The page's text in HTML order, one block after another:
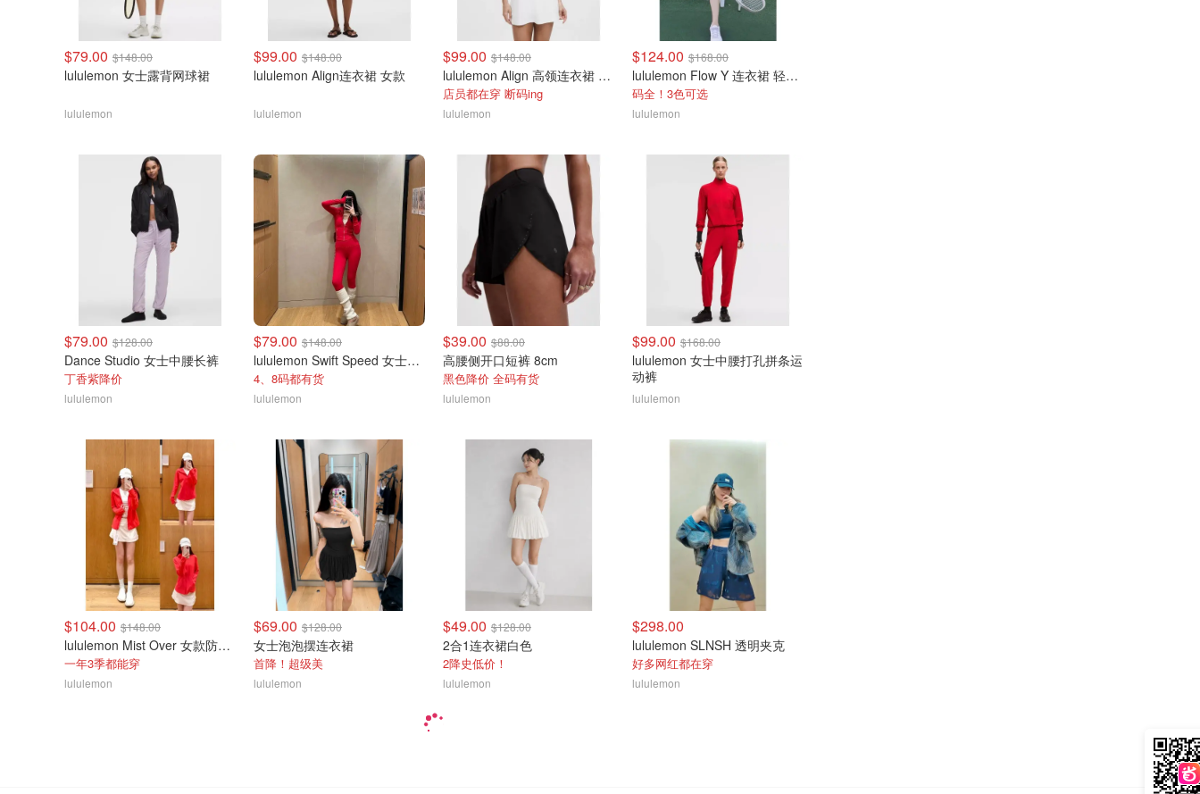
$79.00 $148.00
lululemon 女士露背网球裙
lululemon
$99.00 $148.00
lululemon Align连衣裙 女款
lululemon
$99.00 $148.00
lululemon Align 高领连衣裙 A/B杯
店员都在穿 断码ing
lululemon
$124.00 $168.00
lululemon Flow Y 连衣裙 轻支撑 B/C杯
码全！3色可选
lululemon
$79.00 $128.00
Dance Studio 女士中腰长裤
丁香紫降价
lululemon
$79.00 $148.00
lululemon Swift Speed 女士高腰紧身裤
4、8码都有货
lululemon
$39.00 $88.00
高腰侧开口短裤 8cm
黑色降价 全码有货
lululemon
$99.00 $168.00
lululemon 女士中腰打孔拼条运
动裤
lululemon
$104.00 $148.00
lululemon Mist Over 女款防风夹克
一年3季都能穿
lululemon
$69.00 $128.00
女士泡泡摆连衣裙
首降！超级美
lululemon
$49.00 $128.00
2合1连衣裙白色
2降史低价！
lululemon
$298.00
lululemon SLNSH 透明夹克
好多网红都在穿
lululemon